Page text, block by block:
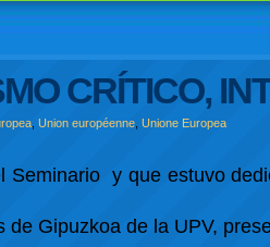
CRÍTICO,
,Union européenne ,Unione Europea
Seminario y que estuvo
de Gipuzkoa de la UPV,